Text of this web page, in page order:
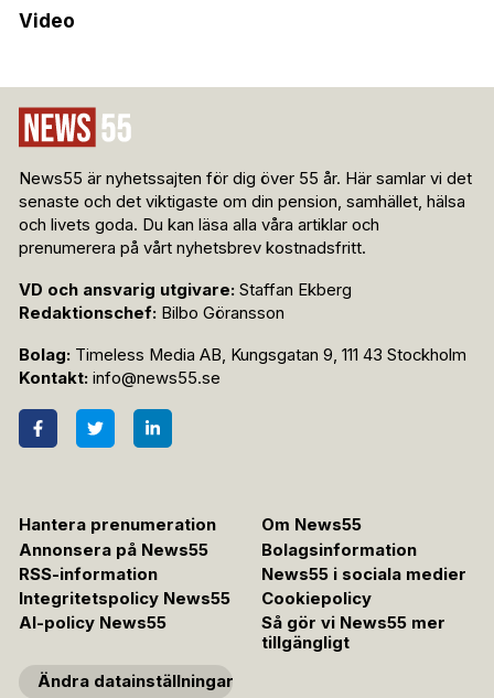
Video
News55 är nyhetssajten för dig över 55 år. Här samlar vi det
senaste och det viktigaste om din pension, samhället, hälsa
och livets goda. Du kan läsa alla våra artiklar och
prenumerera på vårt nyhetsbrev kostnadsfritt.
VD och ansvarig utgivare: Staffan Ekberg
Redaktionschef: Bilbo Göransson
Bolag: Timeless Media AB, Kungsgatan 9, 111 43 Stockholm
Kontakt: info@news55.se
Hantera prenumeration
Om News55
Annonsera på News55
Bolagsinformation
RSS-information
News55 i sociala medier
Integritetspolicy News55
Cookiepolicy
AI-policy News55
Så gör vi News55 mer
tillgängligt
Ändra datainställningar